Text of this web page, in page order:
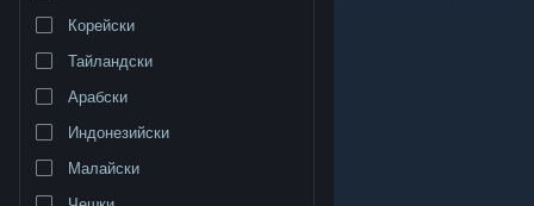
Корейски
Тайландски
Арабски
Индонезийски
Малайски